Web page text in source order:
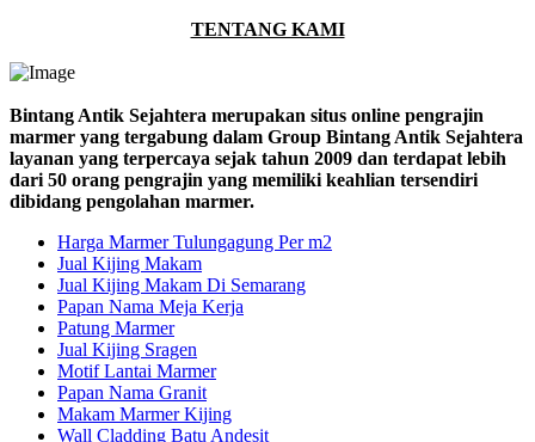
TENTANG KAMI
Bintang Antik Sejahtera merupakan situs online pengrajin
marmer yang tergabung dalam Group Bintang Antik Sejahtera
layanan yang terpercaya sejak tahun 2009 dan terdapat lebih
dari 50 orang pengrajin yang memiliki keahlian tersendiri
dibidang pengolahan marmer.
Harga Marmer Tulungagung Per m2
Jual Kijing Makam
Jual Kijing Makam Di Semarang
Papan Nama Meja Kerja
Patung Marmer
Jual Kijing Sragen
Motif Lantai Marmer
Papan Nama Granit
Makam Marmer Kijing
Wall Cladding Batu Andesit